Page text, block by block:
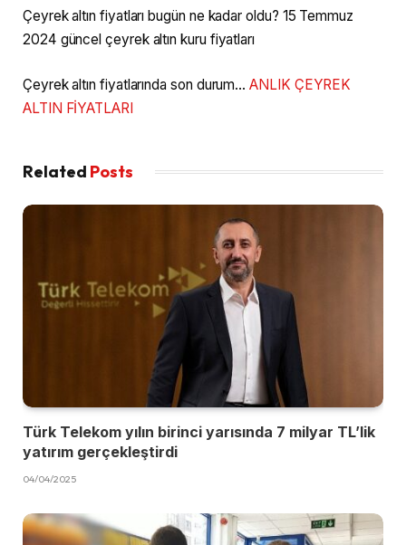
Çeyrek altın fiyatları bugün ne kadar oldu? 15 Temmuz
2024 güncel çeyrek altın kuru fiyatları
Çeyrek altın fiyatlarında son durum…ANLIK ÇEYREK
ALTIN FİYATLARI
Related Posts
Türk Telekom yılın birinci yarısında 7 milyar TL’lik
yatırım gerçekleştirdi
04/04/2025